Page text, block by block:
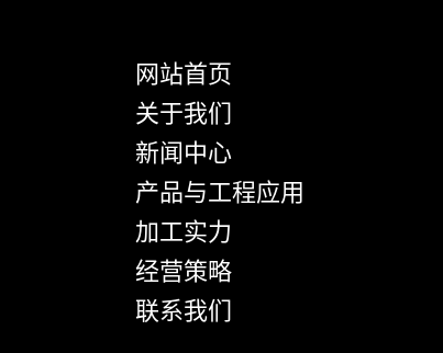
网站首页
关于我们
新闻中心
产品与工程应用
加工实力
经营策略
联系我们